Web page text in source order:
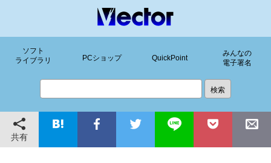
ソフト
ライブラリ
PCショップ QuickPoint
みんなの
電子署名
共有